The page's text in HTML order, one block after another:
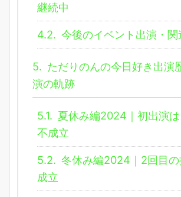
継続中
4.2. 今後のイベント出演・関
5. ただりのんの今日好き出演
演の軌跡
5.1. 夏休み編2024｜初出演
不成立
5.2. 冬休み編2024｜2回目の
成立